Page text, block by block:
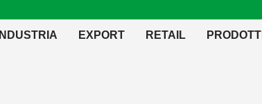
INDUSTRIA EXPORT RETAIL PRODOTTI